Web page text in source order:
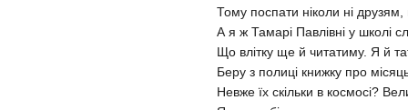
Тому поспати ніколи ні друзям,
А я ж Тамарі Павлівні у школі
Що влітку ще й читатиму. Я й
Беру з полиці книжку про
Невже їх скільки в космосі?